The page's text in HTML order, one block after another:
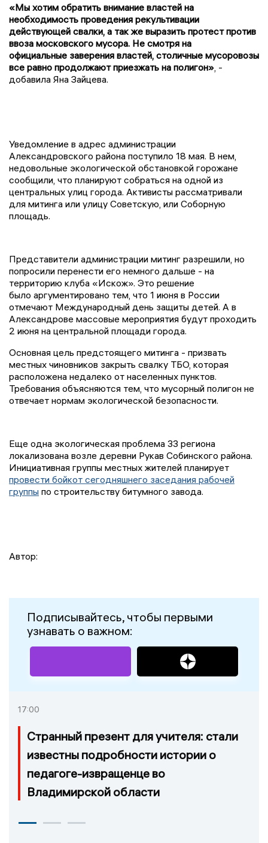
«Мы хотим обратить внимание властей на
необходимость проведения рекультивации
действующей свалки, а так же выразить протест против
ввоза московского мусора. Не смотря на
официальные заверения властей, столичные мусоровозы
все равно продолжают приезжать на полигон» , -
добавила Яна Зайцева.
Уведомление в адрес администрации
Александровского района поступило 18 мая. В нем,
недовольные экологической обстановкой горожане
сообщили, что планируют собраться на одной из
центральных улиц города. Активисты рассматривали
для митинга или улицу Советскую, или Соборную
площадь.
Представители администрации митинг разрешили, но
попросили перенести его немного дальше - на
территорию клуба «Искож». Это решение
было аргументировано тем, что 1 июня в России
отмечают Международный день защиты детей. А в
Александрове массовые мероприятия будут проходить
2 июня на центральной площади города.
Основная цель предстоящего митинга - призвать
местных чиновников закрыть свалку ТБО, которая
расположена недалеко от населенных пунктов.
Требования объясняются тем, что мусорный полигон не
отвечает нормам экологической безопасности.
Еще одна экологическая проблема 33 региона
локализована возле деревни Рукав Собинского района.
Инициативная группы местных жителей планирует
провести бойкот сегодняшнего заседания рабочей
группы по строительству битумного завода.
Автор:
Подписывайтесь, чтобы первыми
узнавать о важном:
17:00
Странный презент для учителя: стали
известны подробности истории о
педагоге-извращенце во
Владимирской области